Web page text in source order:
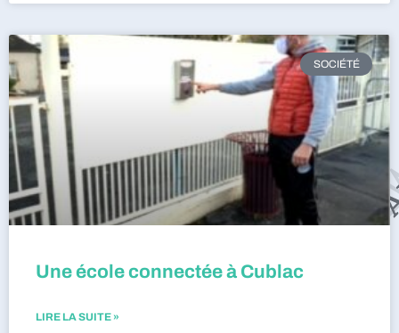
SOCIÉTÉ
Une école connectée à Cublac
LIRE LA SUITE »